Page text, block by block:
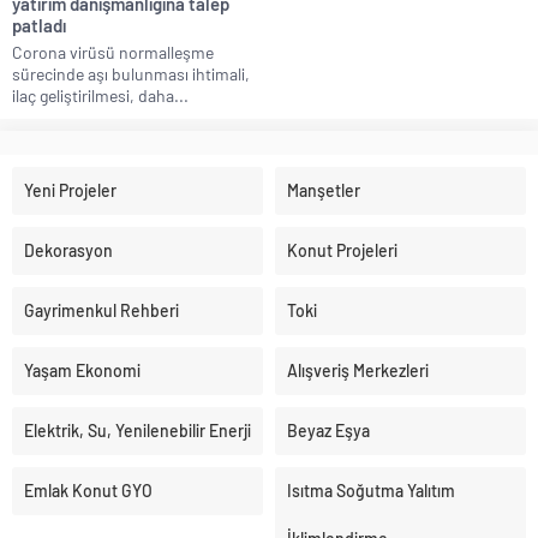
patladı
Corona virüsü normalleşme
sürecinde aşı bulunması ihtimali,
ilaç geliştirilmesi, daha...
Yeni Projeler Manşetler
Dekorasyon Konut Projeleri
Gayrimenkul Rehberi Toki
Yaşam Ekonomi Alışveriş Merkezleri
Elektrik, Su, Yenilenebilir Enerji Beyaz Eşya
Emlak Konut GYO Isıtma Soğutma Yalıtım